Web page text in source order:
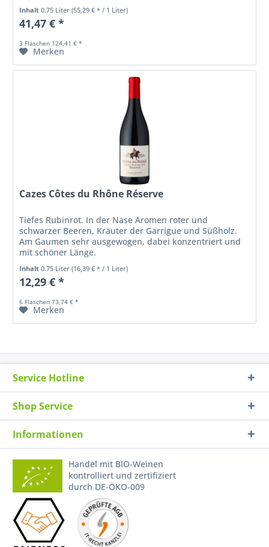
Inhalt0.75 Liter(55,29 € * / 1 Liter)
41,47 € *
3 Flaschen 124,41 € *
Merken
Cazes Côtes du Rhône Réserve
Tiefes Rubinrot. In der Nase Aromen roter und
schwarzer Beeren, Kräuter der Garrigue und Süßholz.
Am Gaumen sehr ausgewogen, dabei konzentriert und
mit schöner Länge.
Inhalt0.75 Liter(16,39 € * / 1 Liter)
12,29 € *
6 Flaschen 73,74 € *
Merken
Service Hotline
Shop Service
Informationen
Handel mit BIO-Weinen
kontrolliert und zertifiziert
durch DE-ÖKO-009